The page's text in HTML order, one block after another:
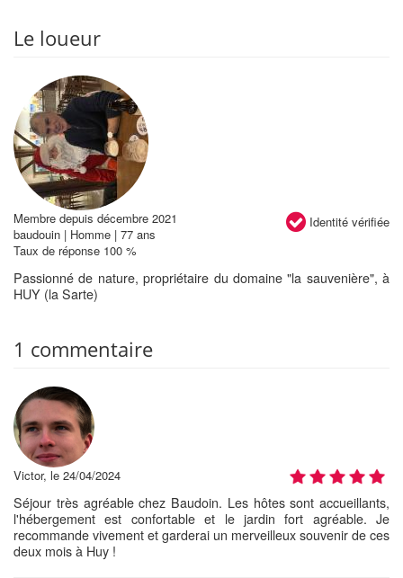
Le loueur
Identité vérifiée
Membre depuis décembre 2021
baudouin | Homme | 77 ans
Taux de réponse 100 %
Passionné de nature, propriétaire du domaine "la sauvenière", à
HUY (la Sarte)
1 commentaire
Victor, le 24/04/2024
Séjour très agréable chez Baudoin. Les hôtes sont accueillants,
l'hébergement est confortable et le jardin fort agréable. Je
recommande vivement et garderai un merveilleux souvenir de ces
deux mois à Huy !